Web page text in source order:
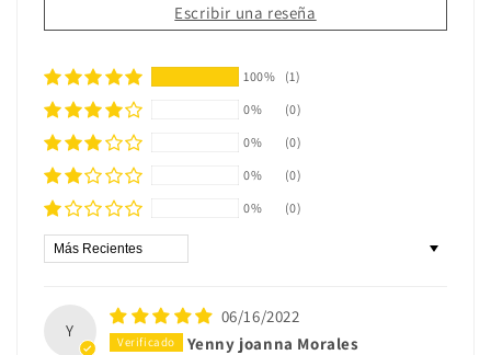
Escribir una reseña
100%
(1)
0%
(0)
0%
(0)
0%
(0)
0%
(0)
Sort by
Y
06/16/2022
Yenny joanna Morales